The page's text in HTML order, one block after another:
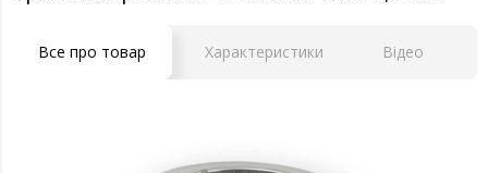
Все про товар Характеристики Відео